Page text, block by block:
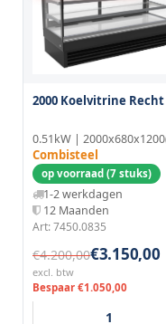
2000 Koelvitrine Recht
Combisteel
op voorraad (7 stuks)
1-2 werkdagen
12 Maanden
Art: 7450.0835
€4.200,00€3.150,00
excl. btw
Bespaar €1.050,00